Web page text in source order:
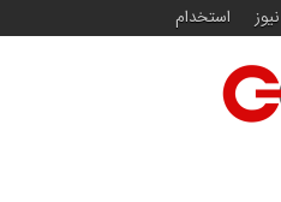
استخدام